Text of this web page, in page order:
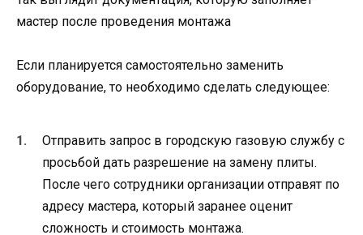
мастер после проведения монтажа
Если планируется самостоятельно заменить
оборудование, то необходимо сделать следующее:
Отправить запрос в городскую газовую службу с
просьбой дать разрешение на замену плиты.
После чего сотрудники организации отправят по
адресу мастера, который заранее оценит
сложность и стоимость монтажа.